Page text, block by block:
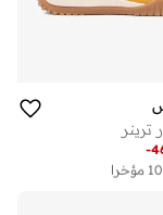
ترينر
-